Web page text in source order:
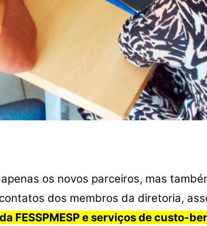
os novos parceiros, mas
dos membros da diretoria,
FESSPMESP e serviços de custo-